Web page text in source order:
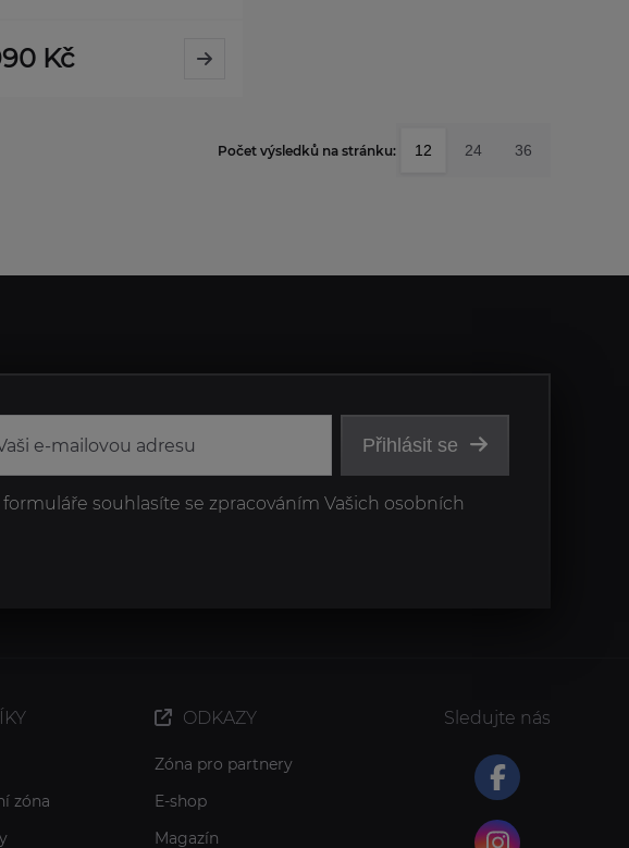
Kč
Počet výsledků na stránku: 12 24 36
Přihlásit se
souhlasíte se zpracováním Vašich osobních
zóna
ODKAZY
Zóna pro partnery
E-shop
Magazín
Sledujte nás